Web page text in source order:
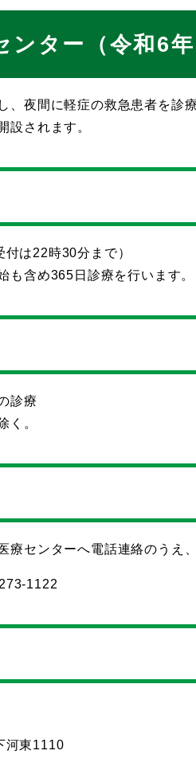
ンター（令和6年
、夜間に軽症の救急患者を診
設されます。
は22時30分まで）
含め365日診療を行います。
診療
く。
療センターへ電話連絡のうえ
1122
河東1110